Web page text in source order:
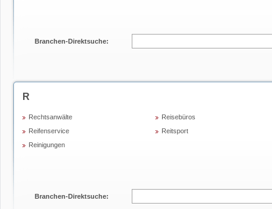
Branchen-Direktsuche:
R
Rechtsanwälte
Reifenservice
Reinigungen
Reisebüros
Reitsport
Branchen-Direktsuche: